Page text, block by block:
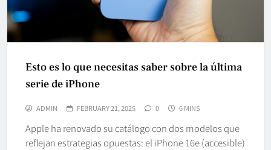
Esto es lo que necesitas saber sobre la última
serie de iPhone
ADMIN FEBRUARY 21, 2025 0 6 MINS
Apple ha renovado su catálogo con dos modelos que
reflejan estrategias opuestas: el iPhone 16e (accesible)